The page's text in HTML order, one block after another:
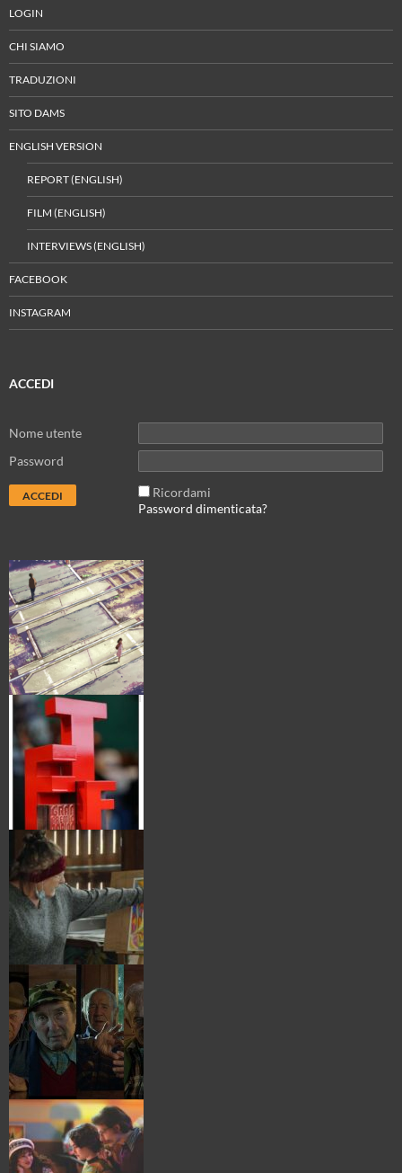
LOGIN
CHI SIAMO
TRADUZIONI
SITO DAMS
ENGLISH VERSION
REPORT (ENGLISH)
FILM (ENGLISH)
INTERVIEWS (ENGLISH)
FACEBOOK
INSTAGRAM
ACCEDI
Nome utente
Password
Ricordami
Password dimenticata?